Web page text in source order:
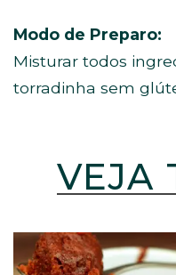
Modo de Preparo:
Misturar todos
torradinha sem
VEJA